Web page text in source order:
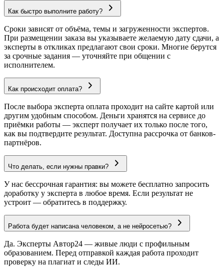
Как быстро выполните работу?
Сроки зависят от объёма, темы и загруженности экспертов.
При размещении заказа вы указываете желаемую дату сдачи, а
эксперты в откликах предлагают свои сроки. Многие берутся
за срочные задания — уточняйте при общении с
исполнителем.
Как происходит оплата?
После выбора эксперта оплата проходит на сайте картой или
другим удобным способом. Деньги хранятся на сервисе до
приёмки работы — эксперт получает их только после того,
как вы подтвердите результат. Доступна рассрочка от банков-
партнёров.
Что делать, если нужны правки?
У нас бессрочная гарантия: вы можете бесплатно запросить
доработку у эксперта в любое время. Если результат не
устроит — обратитесь в поддержку.
Работа будет написана человеком, а не нейросетью?
Да. Эксперты Автор24 — живые люди с профильным
образованием. Перед отправкой каждая работа проходит
проверку на плагиат и следы ИИ.